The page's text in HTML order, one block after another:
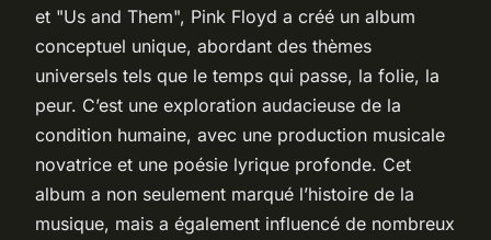
et "Us and Them", Pink Floyd a créé un album
conceptuel unique, abordant des thèmes
universels tels que le temps qui passe, la folie, la
peur. C’est une exploration audacieuse de la
condition humaine, avec une production musicale
novatrice et une poésie lyrique profonde. Cet
album a non seulement marqué l’histoire de la
musique, mais a également influencé de nombreux